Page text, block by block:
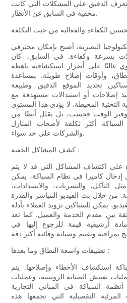
الدقيق على المشكلات التي كانت
مخفية في السابق عن الأنظار.
البصرية، أصبح بإمكان محترفي
بسرعة وكفاءة. في السابق، كان
غالبًا على أضرار استكشافية باهظة
وأوقات إصلاح طويلة. بمساعدة
تحديد الموقع الدقيق وطبيعة
إصلاحات أو استبدالات مستهدفة مع
التحتية المحيطة. لا يؤدي هذا المستوى
الوقت فحسب، بل يقلل أيضًا من
أكثر تكلفة لأصحاب المنازل
والشركات على حد سواء.
كشف المشاكل الخفية :
على اكتشاف المشاكل التي قد لا يتم
كاميرا في نظام السباكة، يمكن
التآكل، والتسربات، والانسدادات،
من خلال بث الفيديو المباشر والقدرة
يمكن للسباكين تزويد العملاء بأدلة
بين مقدم الخدمة والعميل. كما تعد
مادة أرشيفية قيمة للرجوع إليها في
تطبيقات واسعة النطاق وما بعدها :
استكشاف الأخطاء وإصلاحها. يتم
تفتيش الصيانة الروتينية، وعمليات
أنظمة السباكة في المباني التجارية
التفصيلية التي تجمعها هذه